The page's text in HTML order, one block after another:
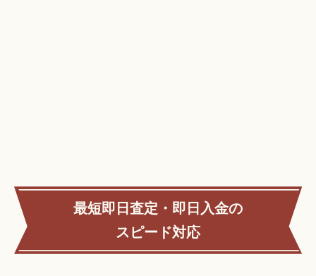
最短即日査定・即日入金の
スピード対応